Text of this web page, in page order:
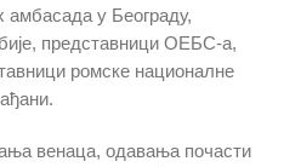
амбасада у Београду,
представници ОЕБС-а,
ромске националне
венаца, одавања почасти